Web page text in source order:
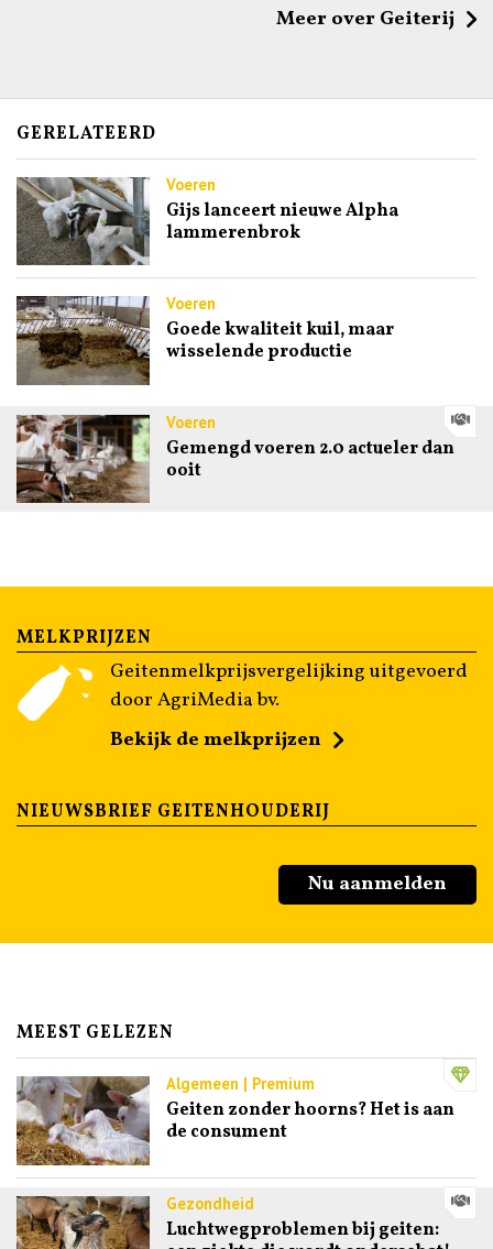
Meer over Geiterij
GERELATEERD
Voeren
Gijs lanceert nieuwe Alpha
lammerenbrok
Voeren
Goede kwaliteit kuil, maar
wisselende productie
Voeren
Gemengd voeren 2.0 actueler dan
ooit
MELKPRIJZEN
Geitenmelkprijsvergelijking uitgevoerd
door AgriMedia bv.
Bekijk de melkprijzen
NIEUWSBRIEF GEITENHOUDERIJ
Nu aanmelden
MEEST GELEZEN
Algemeen | Premium
Geiten zonder hoorns? Het is aan
de consument
Gezondheid
Luchtwegproblemen bij geiten: